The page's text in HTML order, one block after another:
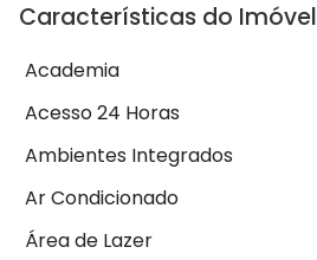
Características do Imóvel
Academia
Acesso 24 Horas
Ambientes Integrados
Ar Condicionado
Área de Lazer